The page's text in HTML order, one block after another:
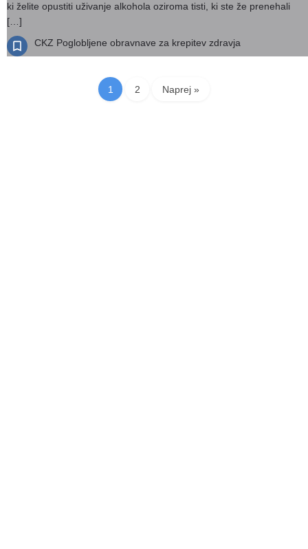
ki želite opustiti uživanje alkohola oziroma tisti, ki ste že prenehali
[…]
CKZ Poglobljene obravnave za krepitev zdravja
1 2 Naprej »